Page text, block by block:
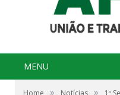
MENU
Home » Notícias »
1º